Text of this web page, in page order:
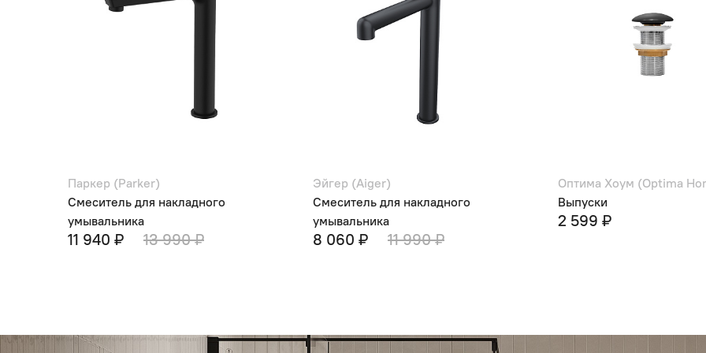
Паркер (Parker)
Смеситель для накладного
умывальника
11 940 ₽ 13 990 ₽
Эйгер (Aiger)
Смеситель для накладного
умывальника
8 060 ₽ 11 990 ₽
Оптима Хоум (Optima
Выпуски
2 599 ₽